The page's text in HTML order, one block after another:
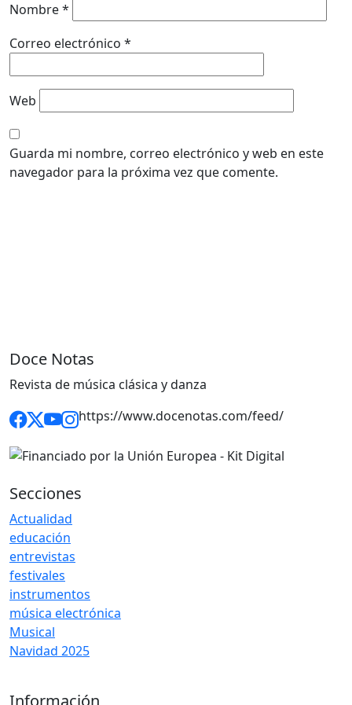
Nombre*
Correo electrónico *
Web
Guarda mi nombre, correo electrónico y web en este
navegador para la próxima vez que comente.
Doce Notas
Revista de música clásica y danza
https://www.docenotas.com/feed/
Secciones
Actualidad
educación
entrevistas
festivales
instrumentos
música electrónica
Musical
Navidad 2025